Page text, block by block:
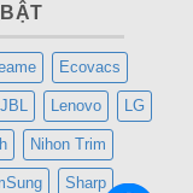
Ecovacs
JBL Lenovo LG
Nihon Trim
Sharp